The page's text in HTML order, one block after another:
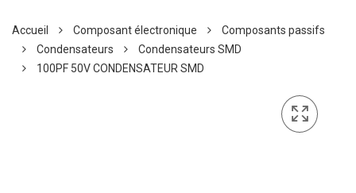
Accueil Composant électronique
Composants passifs
Condensateurs
Condensateurs SMD
100PF 50V CONDENSATEUR SMD